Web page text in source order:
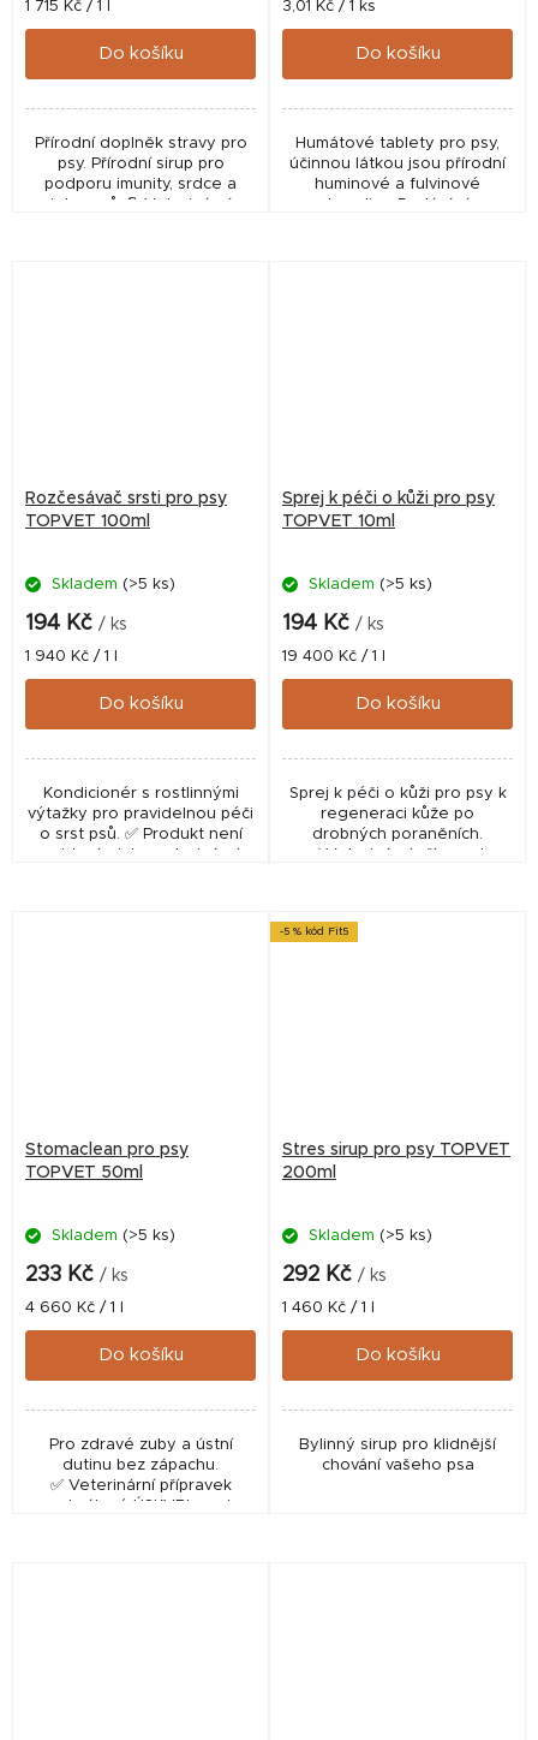
Měrná
cena:
1 715 Kč / 1 l
Do košíku
Přírodní doplněk stravy pro
psy. Přírodní sirup pro
podporu imunity, srdce a
jater psů 📄 Veterinární
Měrná
cena:
3,01 Kč / 1 ks
Do košíku
Humátové tablety pro psy,
účinnou látkou jsou přírodní
huminové a fulvinové
kyseliny. Podávání
Rozčesávač srsti pro psy
TOPVET 100ml
Skladem (>5 ks)
194 Kč / ks
Měrná
cena:
1 940 Kč / 1 l
Do košíku
Kondicionér s rostlinnými
výtažky pro pravidelnou péči
o srst psů. ✅ Produkt není
Sprej k péči o kůži pro psy
TOPVET 10ml
Skladem (>5 ks)
194 Kč / ks
Měrná
cena:
19 400 Kč / 1 l
Do košíku
Sprej k péči o kůži pro psy k
regeneraci kůže po
drobných poraněních.
Stomaclean pro psy
TOPVET 50ml
Skladem (>5 ks)
233 Kč / ks
Měrná
cena:
4 660 Kč / 1 l
Do košíku
Pro zdravé zuby a ústní
dutinu bez zápachu.
✅ Veterinární přípravek
schválený ÚSKVBL pod
-5 % kód Fit5
Stres sirup pro psy TOPVET
200ml
Skladem (>5 ks)
292 Kč / ks
Měrná
cena:
1 460 Kč / 1 l
Do košíku
Bylinný sirup pro klidnější
chování vašeho psa